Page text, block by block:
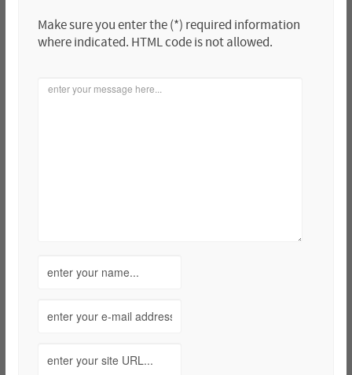
Make sure you enter the (*) required information
where indicated. HTML code is not allowed.